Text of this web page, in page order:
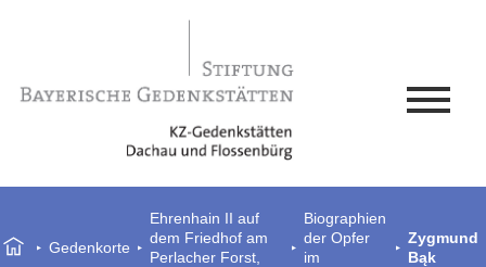
Gedenkorte
Ehrenhain II auf
dem Friedhof am
Perlacher Forst,
Biographien
der Opfer
im
Zygmund
Bąk